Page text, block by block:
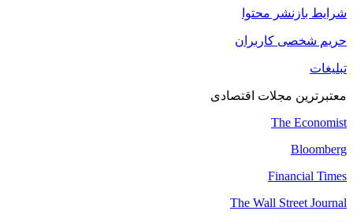
شرایط بازنشر محتوا
حریم شخصی کاربران
تبلیغات
معتبرترین مجلات اقتصادی
The Economist
Bloomberg
Financial Times
The Wall Street Journal